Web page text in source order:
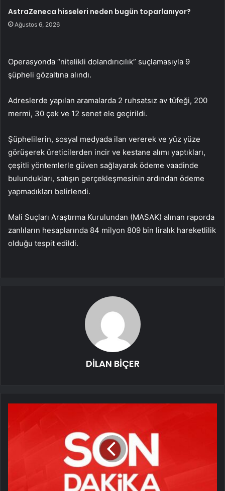
AstraZeneca hisseleri neden bugün toparlanıyor?
Ağustos 6, 2026
Operasyonda “nitelikli dolandırıcılık” suçlamasıyla 9
şüpheli gözaltına alındı.
Adreslerde yapılan aramalarda 2 ruhsatsız av tüfeği, 200
mermi, 30 çek ve 12 senet ele geçirildi.
Şüphelilerin, sosyal medyada ilan vererek ve yüz yüze
görüşerek üreticilerden incir ve kestane alımı yaptıkları,
çeşitli yöntemlerle güven sağlayarak ödeme vaadinde
bulundukları, satışın gerçekleşmesinin ardından ödeme
yapmadıkları belirlendi.
Mali Suçları Araştırma Kurulundan (MASAK) alınan raporda
zanlıların hesaplarında 84 milyon 809 bin liralık hareketlilik
olduğu tespit edildi.
DİLAN BİÇER